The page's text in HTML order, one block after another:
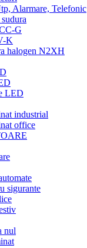
Alarmare, Telefonic
G
K
halogen N2XH
LED
industrial
office
sigurante
nul